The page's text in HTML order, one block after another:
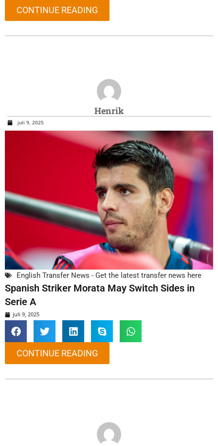
CONTINUE READING
Henrik
juli 9, 2025
English Transfer News - Get the latest transfer news here
Spanish Striker Morata May Switch Sides in
Serie A
juli 9, 2025
CONTINUE READING